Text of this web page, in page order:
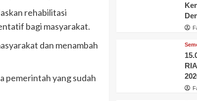
rehabilitasi
bagi masyarakat.
dan menambah
pemerintah yang sudah